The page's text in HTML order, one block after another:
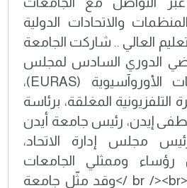
والاتحادات الدولية
العالي .. شاركت الجامعة
الدوري السادس لمجلس
إدارة اتحاد الجامعات الأوروآسيوية (EURAS)،
التلفزيونية المغلقة، برئاسة
إيدن، رئيس جامعة أيدن
مجلس إدارة الاتحاد،
وممثلي الجامعات
الأعضاء في الاتحاد.<br /><br />وقد مثّل جامعة